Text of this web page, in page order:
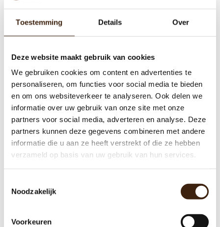
Toestemming Details Over
Deze website maakt gebruik van cookies
We gebruiken cookies om content en advertenties te
personaliseren, om functies voor social media te bieden
en om ons websiteverkeer te analyseren. Ook delen we
informatie over uw gebruik van onze site met onze
partners voor social media, adverteren en analyse. Deze
partners kunnen deze gegevens combineren met andere
informatie die u aan ze heeft verstrekt of die ze hebben
verzameld op basis van uw gebruik van hun services.
Noodzakelijk
Voorkeuren